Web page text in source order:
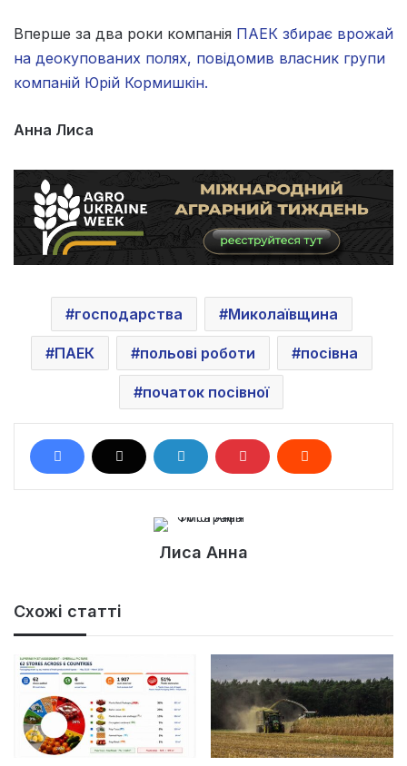
Вперше за два роки компанія ПАЕК збирає врожай
на деокупованих полях, повідомив власник групи
компаній Юрій Кормишкін.
Анна Лиса
господарства Миколаївщина
ПАЕК польові роботи посівна
початок посівної
Лиса Анна
Схожі статті